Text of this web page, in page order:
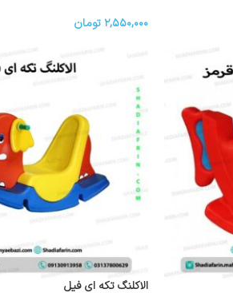
۲,۵۵۰,۰۰۰ تومان
الاکلنگ تکه ای فیل